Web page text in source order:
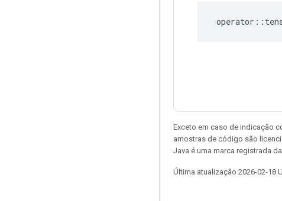
operator ::
Exceto em caso de indicação
amostras de código são
Java é uma marca registrada
Última atualização 2026-02-18